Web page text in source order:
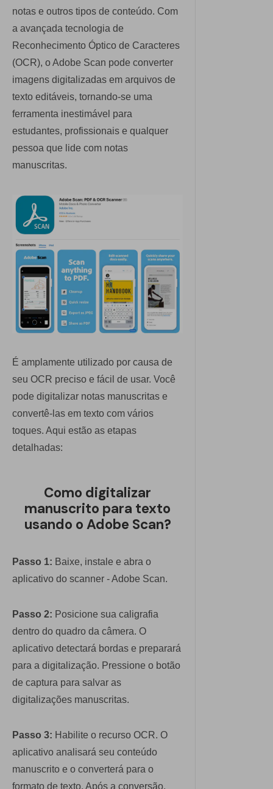
notas e outros tipos de conteúdo. Com
a avançada tecnologia de
Reconhecimento Óptico de Caracteres
(OCR), o Adobe Scan pode converter
imagens digitalizadas em arquivos de
texto editáveis, tornando-se uma
ferramenta inestimável para
estudantes, profissionais e qualquer
pessoa que lide com notas
manuscritas.
É amplamente utilizado por causa de
seu OCR preciso e fácil de usar. Você
pode digitalizar notas manuscritas e
convertê-las em texto com vários
toques. Aqui estão as etapas
detalhadas:
Como digitalizar
manuscrito para texto
usando o Adobe Scan?
Passo 1: Baixe, instale e abra o
aplicativo do scanner - Adobe Scan.
Passo 2: Posicione sua caligrafia
dentro do quadro da câmera. O
aplicativo detectará bordas e preparará
para a digitalização. Pressione o botão
de captura para salvar as
digitalizações manuscritas.
Passo 3: Habilite o recurso OCR. O
aplicativo analisará seu conteúdo
manuscrito e o converterá para o
formato de texto. Após a conversão,